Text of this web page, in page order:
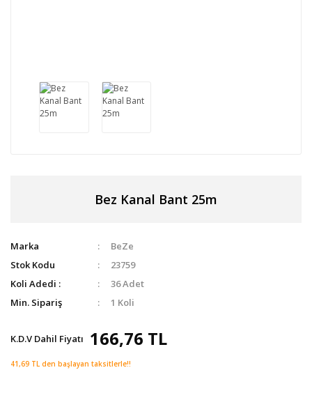
Bez Kanal Bant 25m
Marka
BeZe
Stok Kodu
23759
Koli Adedi :
36 Adet
Min. Sipariş
1 Koli
K.D.V Dahil Fiyatı 166,76 TL
41,69 TL den başlayan taksitlerle!!